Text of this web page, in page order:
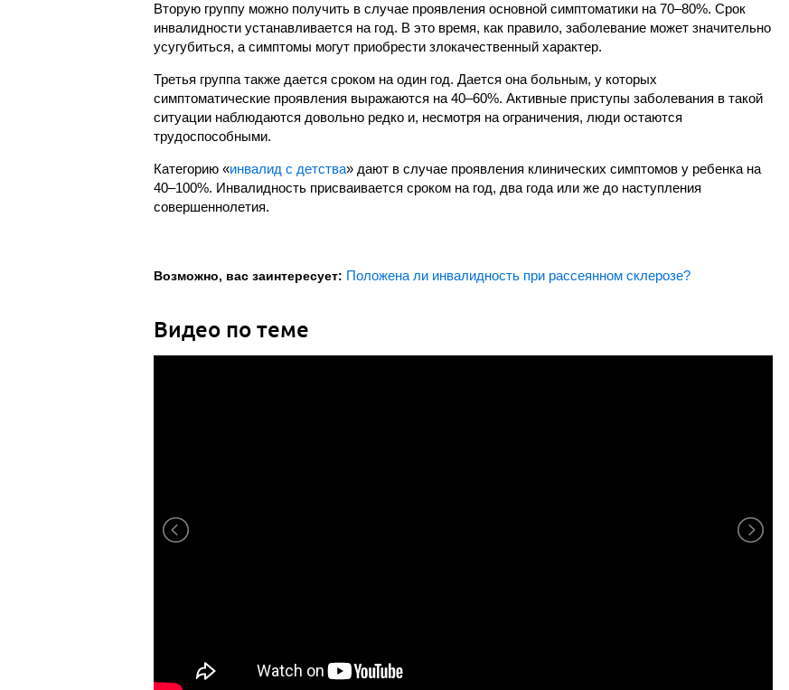
Вторую группу можно получить в случае проявления основной симптоматики на 70–80%. Срок
инвалидности устанавливается на год. В это время, как правило, заболевание может значительно
усугубиться, а симптомы могут приобрести злокачественный характер.
Третья группа также дается сроком на один год. Дается она больным, у которых
симптоматические проявления выражаются на 40–60%. Активные приступы заболевания в такой
ситуации наблюдаются довольно редко и, несмотря на ограничения, люди остаются
трудоспособными.
Категорию «инвалид с детства» дают в случае проявления клинических симптомов у ребенка на
40–100%. Инвалидность присваивается сроком на год, два года или же до наступления
совершеннолетия.
Возможно, вас заинтересует: Положена ли инвалидность при рассеянном склерозе?
Видео по теме